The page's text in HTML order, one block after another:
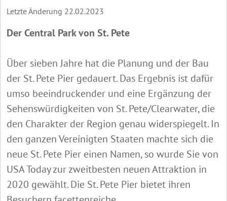
Letzte Änderung 22.02.2023
Der Central Park von St. Pete
Über sieben Jahre hat die Planung und der Bau
der St. Pete Pier gedauert. Das Ergebnis ist dafür
umso beeindruckender und eine Ergänzung der
Sehenswürdigkeiten von St. Pete/Clearwater, die
den Charakter der Region genau widerspiegelt. In
den ganzen Vereinigten Staaten machte sich die
neue St. Pete Pier einen Namen, so wurde Sie von
USA Today zur zweitbesten neuen Attraktion in
2020 gewählt. Die St. Pete Pier bietet ihren